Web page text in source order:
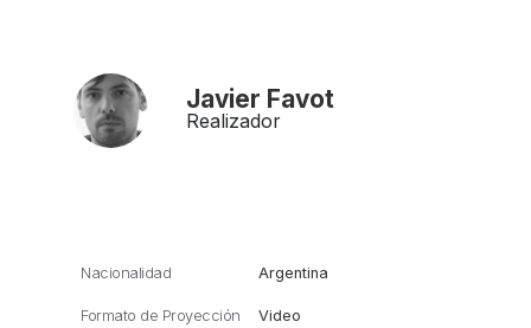
Javier Favot
Realizador
Nacionalidad Argentina
Formato de Proyección Video